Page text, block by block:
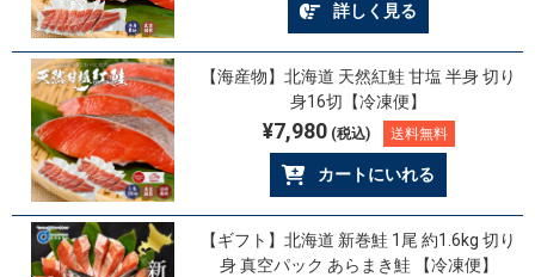
詳しく見る
【海産物】北海道 天然紅鮭 甘塩 半身 切り
身16切【冷凍便】
¥7,980(税込) 送料無料
カートにいれる
【ギフト】北海道 新巻鮭 1尾 約1.6kg 切り
身 真空パック あらまき鮭 【冷凍便】